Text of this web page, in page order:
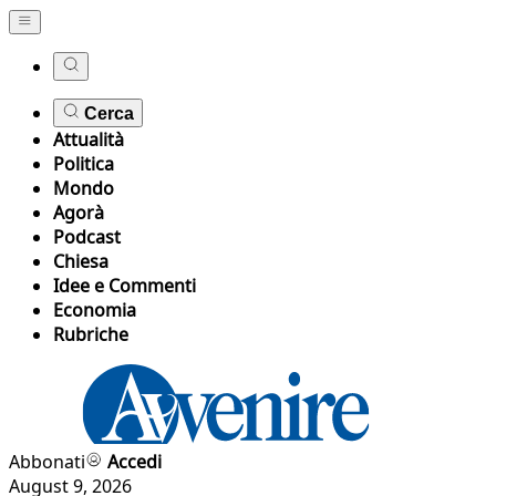
Cerca
Attualità
Politica
Mondo
Agorà
Podcast
Chiesa
Idee e Commenti
Economia
Rubriche
Abbonati
Accedi
August 9, 2026